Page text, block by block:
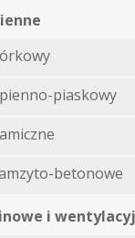
piaskowy
betonowe
i